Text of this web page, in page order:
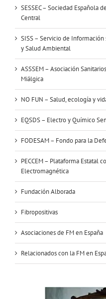
SESSEC – Sociedad Española
Central
SISS – Servicio de
y Salud Ambiental
ASSSEM – Asociación
Miálgica
NO FUN – Salud, ecología y
EQSDS – Electro y Químico
FODESAM – Fondo para la
PECCEM – Plataforma Estatal
Electromagnética
Fundación Alborada
Fibropositivas
Asociaciones de FM en España
Relacionados con la FM en